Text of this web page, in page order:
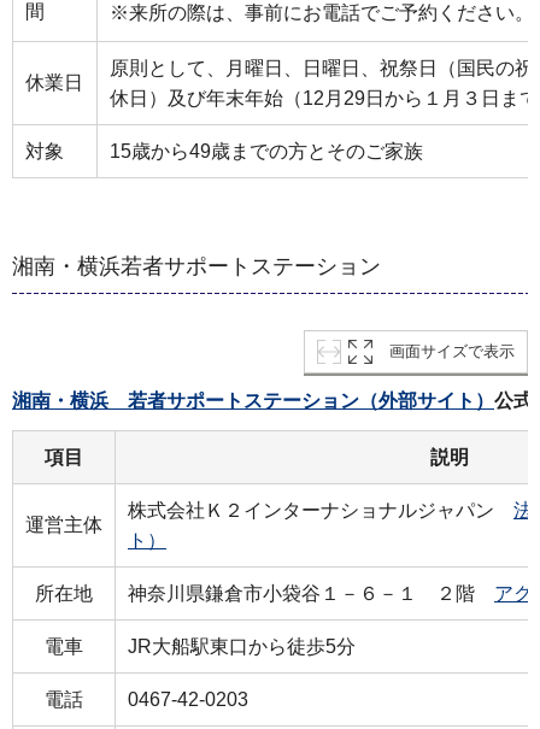
間 ※来所の際は、事前にお電話でご予約ください。
休業日
原則として、月曜日、日曜日、祝祭日（国民の
休日）及び年末年始（12月29日から１月３日ま
対象 15歳から49歳までの方とそのご家族
湘南・横浜若者サポートステーション
画面サイズで表示
湘南・横浜 若者サポートステーション（外部サイト） 公式
項目 説明
運営主体
株式会社Ｋ２インターナショナルジャパン 法
ト）
所在地 神奈川県鎌倉市小袋谷１－６－１ ２階 アク
電車 JR大船駅東口から徒歩5分
電話 0467-42-0203